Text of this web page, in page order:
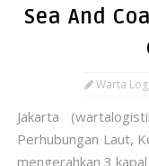
Sea And
Warta
Jakarta
Perhubungan Laut,
mengerahkan 3 kapal